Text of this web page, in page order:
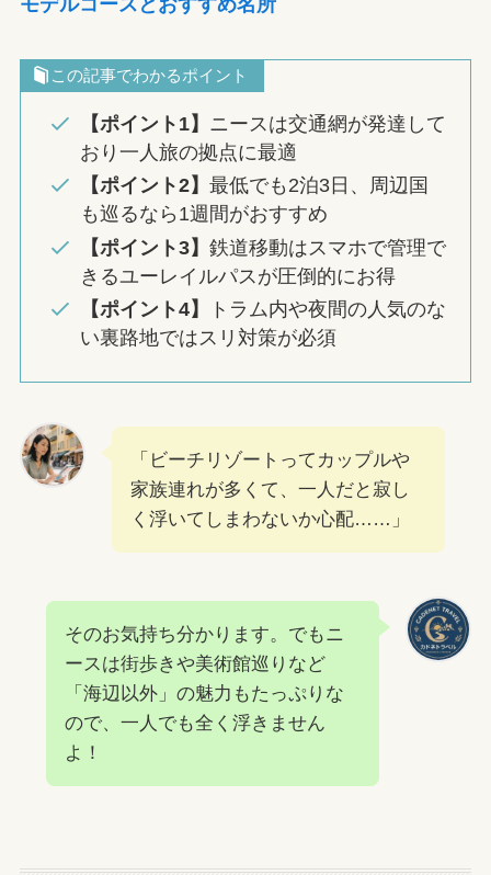
モデルコースとおすすめ名所
この記事でわかるポイント
【ポイント1】 ニースは交通網が発達して
おり一人旅の拠点に最適
【ポイント2】 最低でも2泊3日、周辺国
も巡るなら1週間がおすすめ
【ポイント3】 鉄道移動はスマホで管理で
きるユーレイルパスが圧倒的にお得
【ポイント4】
トラム内や夜間の人気のな
い裏路地ではスリ対策が必須
「ビーチリゾートってカップルや
家族連れが多くて、一人だと寂し
く浮いてしまわないか心配……」
そのお気持ち分かります。でもニ
ースは街歩きや美術館巡りなど
「海辺以外」の魅力もたっぷりな
ので、一人でも全く浮きません
よ！